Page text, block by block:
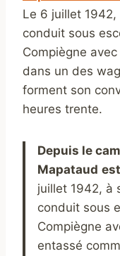
Le 6 juillet
conduit sous
Compiègne
dans un des
forment son
heures trente.
Depuis le
Mapataud
juillet 1942, à
conduit sous
Compiègne
entassé